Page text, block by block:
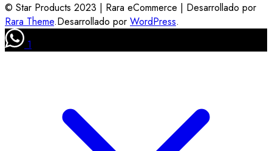
© Star Products 2023 | Rara eCommerce | Desarrollado por
Rara Theme.Desarrollado por WordPress.
1